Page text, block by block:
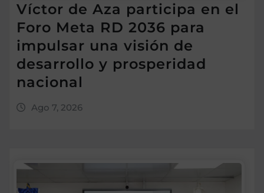
Víctor de Aza participa en el
Foro Meta RD 2036 para
impulsar una visión de
desarrollo y prosperidad
nacional
Ago 7, 2026